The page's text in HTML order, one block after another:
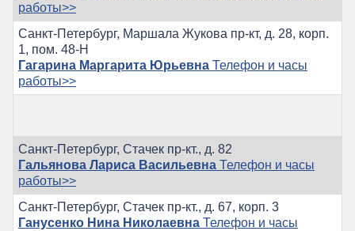
работы>>
Санкт-Петербург, Маршала Жукова пр-кт, д. 28, корп.
1, пом. 48-Н
Гагарина Маргарита Юрьевна Телефон и часы
работы>>
Санкт-Петербург, Стачек пр-кт., д. 82
Гальянова Лариса Васильевна Телефон и часы
работы>>
Санкт-Петербург, Стачек пр-кт., д. 67, корп. 3
Ганусенко Нина Николаевна Телефон и часы